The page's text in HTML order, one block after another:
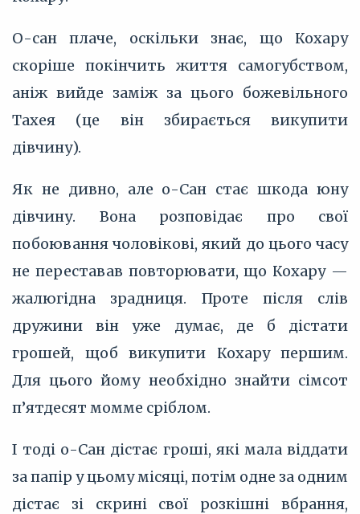
О-сан плаче, оскільки знає, що Кохару
скоріше покінчить життя самогубством,
аніж вийде заміж за цього божевільного
Тахея (це він збирається викупити
дівчину).
Як не дивно, але о-Сан стає шкода юну
дівчину. Вона розповідає про свої
побоювання чоловікові, який до цього часу
не переставав повторювати, що Кохару —
жалюгідна зрадниця. Проте після слів
дружини він уже думає, де б дістати
грошей, щоб викупити Кохару першим.
Для цього йому необхідно знайти сімсот
п’ятдесят момме сріблом.
І тоді о-Сан дістає гроші, які мала віддати
за папір у цьому місяці, потім одне за одним
дістає зі скрині свої розкішні вбрання,